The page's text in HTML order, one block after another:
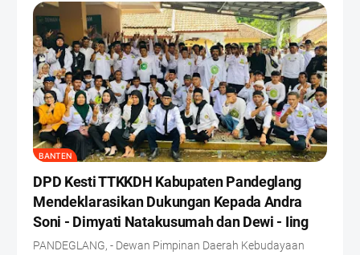
BANTEN
DPD Kesti TTKKDH Kabupaten Pandeglang
Mendeklarasikan Dukungan Kepada Andra
Soni - Dimyati Natakusumah dan Dewi - Iing
PANDEGLANG, - Dewan Pimpinan Daerah Kebudayaan